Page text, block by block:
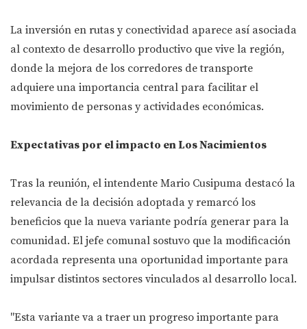
La inversión en rutas y conectividad aparece así asociada
al contexto de desarrollo productivo que vive la región,
donde la mejora de los corredores de transporte
adquiere una importancia central para facilitar el
movimiento de personas y actividades económicas.
Expectativas por el impacto en Los Nacimientos
Tras la reunión, el intendente Mario Cusipuma destacó la
relevancia de la decisión adoptada y remarcó los
beneficios que la nueva variante podría generar para la
comunidad. El jefe comunal sostuvo que la modificación
acordada representa una oportunidad importante para
impulsar distintos sectores vinculados al desarrollo local.
"Esta variante va a traer un progreso importante para